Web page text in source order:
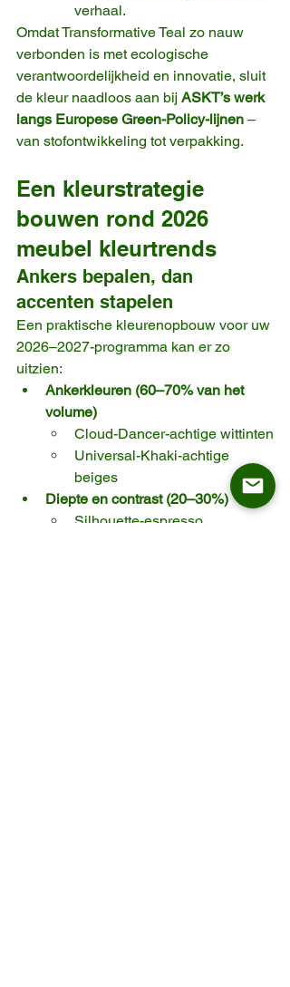
verhaal.
Omdat Transformative Teal zo nauw
verbonden is met ecologische
verantwoordelijkheid en innovatie, sluit
de kleur naadloos aan bij ASKT’s werk
langs Europese Green-Policy-lijnen –
van stofontwikkeling tot verpakking.
Een kleurstrategie
bouwen rond 2026
meubel kleurtrends
Ankers bepalen, dan
accenten stapelen
Een praktische kleurenopbouw voor uw
2026–2027-programma kan er zo
uitzien:
Ankerkleuren (60–70% van het
volume)
Cloud-Dancer-achtige wittinten
Universal-Khaki-achtige
beiges
Diepte en contrast (20–30%)
Silhouette-espresso